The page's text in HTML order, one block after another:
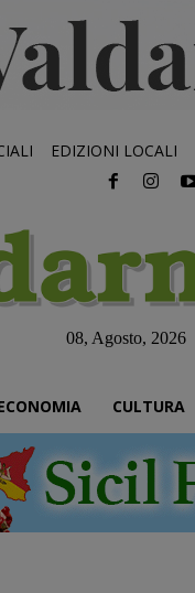
EDIZIONI LOCALI
08, Agosto, 2026
CULTURA